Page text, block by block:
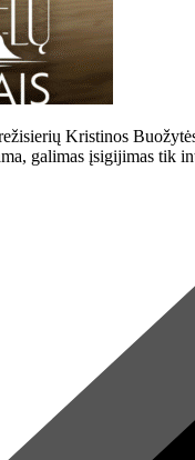
Kristinos
galimas įsigijimas tik